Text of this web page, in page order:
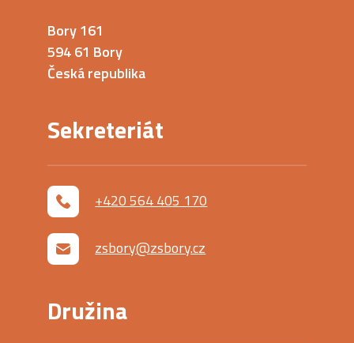
Bory 161
594 61 Bory
Česká republika
Sekreteriát
+420 564 405 170
zsbory@zsbory.cz
Družina